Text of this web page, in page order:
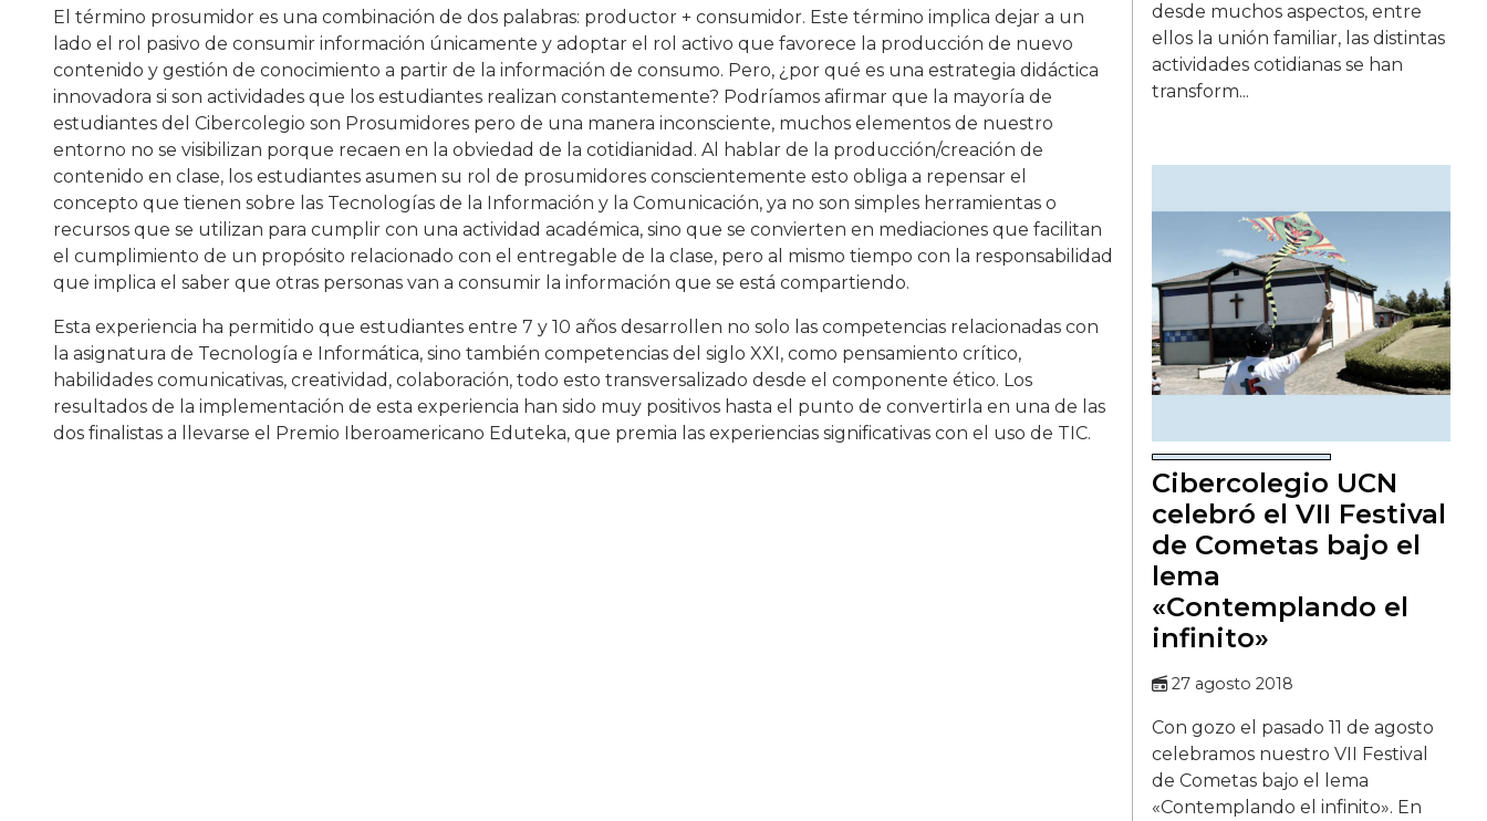
El término prosumidor es una combinación de dos palabras: productor + consumidor. Este término implica dejar a un
lado el rol pasivo de consumir información únicamente y adoptar el rol activo que favorece la producción de nuevo
contenido y gestión de conocimiento a partir de la información de consumo. Pero, ¿por qué es una estrategia didáctica
innovadora si son actividades que los estudiantes realizan constantemente? Podríamos afirmar que la mayoría de
estudiantes del Cibercolegio son Prosumidores pero de una manera inconsciente, muchos elementos de nuestro
entorno no se visibilizan porque recaen en la obviedad de la cotidianidad. Al hablar de la producción/creación de
contenido en clase, los estudiantes asumen su rol de prosumidores conscientemente esto obliga a repensar el
concepto que tienen sobre las Tecnologías de la Información y la Comunicación, ya no son simples herramientas o
recursos que se utilizan para cumplir con una actividad académica, sino que se convierten en mediaciones que facilitan
el cumplimiento de un propósito relacionado con el entregable de la clase, pero al mismo tiempo con la responsabilidad
que implica el saber que otras personas van a consumir la información que se está compartiendo.
Esta experiencia ha permitido que estudiantes entre 7 y 10 años desarrollen no solo las competencias relacionadas con
la asignatura de Tecnología e Informática, sino también competencias del siglo XXI, como pensamiento crítico,
habilidades comunicativas, creatividad, colaboración, todo esto transversalizado desde el componente ético. Los
resultados de la implementación de esta experiencia han sido muy positivos hasta el punto de convertirla en una de las
dos finalistas a llevarse el Premio Iberoamericano Eduteka, que premia las experiencias significativas con el uso de TIC.
desde muchos aspectos, entre
ellos la unión familiar, las distintas
actividades cotidianas se han
transform...
Cibercolegio UCN
celebró el VII Festival
de Cometas bajo el
lema
«Contemplando el
infinito»
27 agosto 2018
Con gozo el pasado 11 de agosto
celebramos nuestro VII Festival
de Cometas bajo el lema
«Contemplando el infinito». En